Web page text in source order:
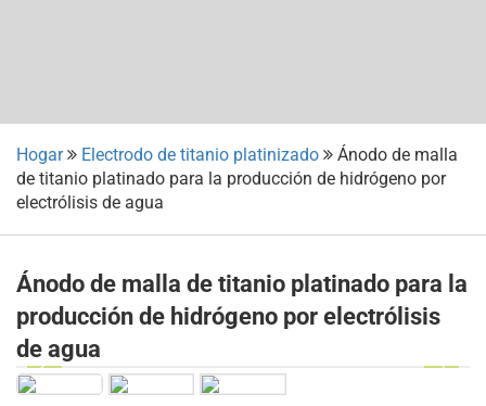
Hogar Electrodo de titanio platinizado
Ánodo de malla
de titanio platinado para la producción de hidrógeno por
electrólisis de agua
Ánodo de malla de titanio platinado para la
producción de hidrógeno por electrólisis
de agua